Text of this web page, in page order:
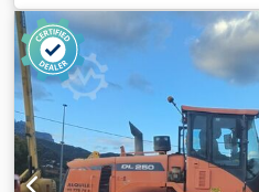
de funcionamento:3.443 h,
Akswk Hglohsk Peso em vazio:
carga útil: 4.691 kg Peso bruto:
x A): 707 x 248 x 336 cm